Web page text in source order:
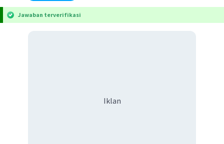
Jawaban terverifikasi
Iklan